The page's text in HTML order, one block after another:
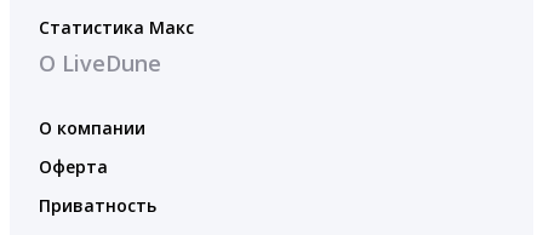
Статистика Макс
О LiveDune
О компании
Оферта
Приватность